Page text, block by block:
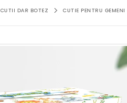
CUTII DAR BOTEZ CUTIE PENTRU